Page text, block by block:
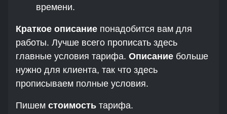
времени.
Краткое описание понадобится вам для
работы. Лучше всего прописать здесь
главные условия тарифа. Описание больше
нужно для клиента, так что здесь
прописываем полные условия.
Пишем стоимость тарифа.